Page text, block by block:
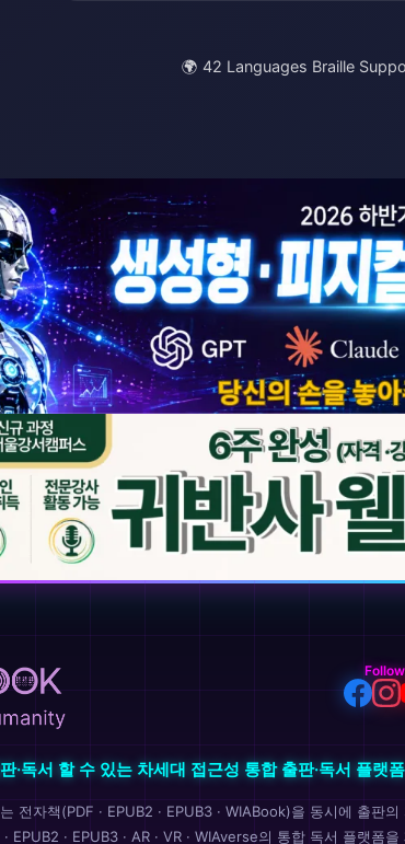
🌍 42 Languages Braille
·독서 할 수 있는 차세대 접근성 통합 출판·독서 플랫폼
전자책(PDF · EPUB2 · EPUB3 · WIABook)을 동시에 출판의
EPUB2 · EPUB3 · AR · VR · WIAverse의 통합 독서 플랫폼을